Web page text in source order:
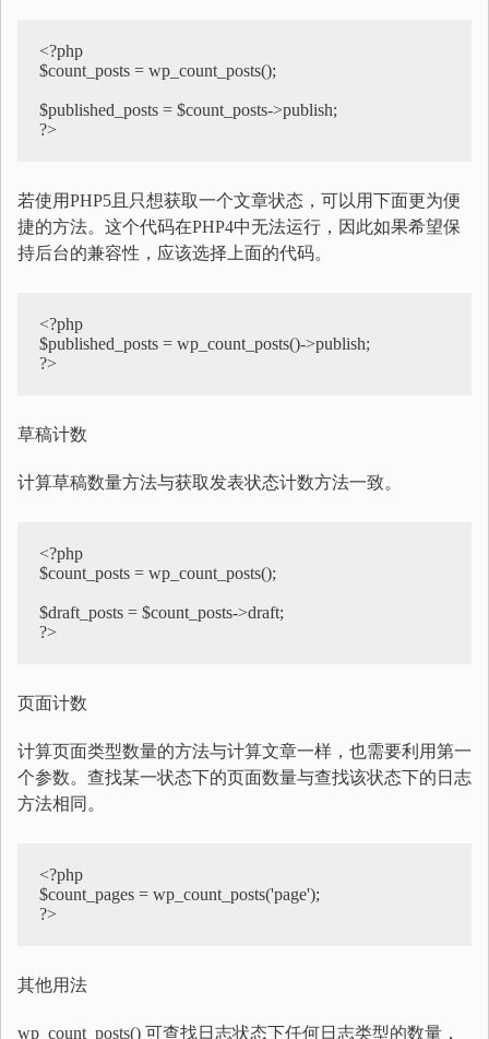
<?php
$count_posts = wp_count_posts();
$published_posts = $count_posts->publish;
?>
若使用PHP5且只想获取一个文章状态，可以用下面更为便
捷的方法。这个代码在PHP4中无法运行，因此如果希望保
持后台的兼容性，应该选择上面的代码。
<?php
$published_posts = wp_count_posts()->publish;
?>
草稿计数
计算草稿数量方法与获取发表状态计数方法一致。
<?php
$count_posts = wp_count_posts();
$draft_posts = $count_posts->draft;
?>
页面计数
计算页面类型数量的方法与计算文章一样，也需要利用第一
个参数。查找某一状态下的页面数量与查找该状态下的日志
方法相同。
<?php
$count_pages = wp_count_posts('page');
?>
其他用法
wp_count_posts() 可查找日志状态下任何日志类型的数量，